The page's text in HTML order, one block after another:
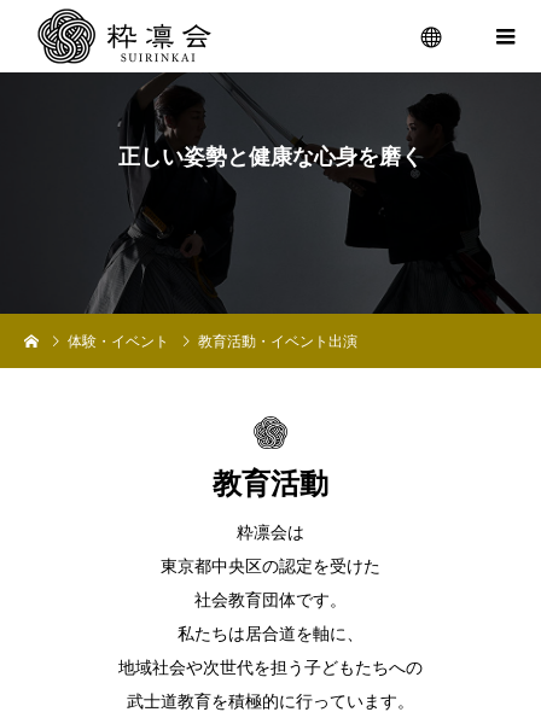
正しい姿勢と健康な心身を磨く
体験・イベント 教育活動・イベント出演
教育活動
粋凛会は
東京都中央区の認定を受けた
社会教育団体です。
私たちは居合道を軸に、
地域社会や次世代を担う子どもたちへの
武士道教育を積極的に行っています。